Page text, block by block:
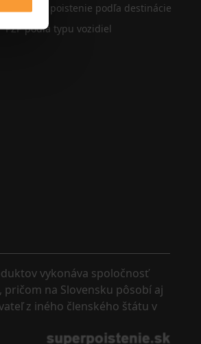
Cestovné poistenie podľa destinácie
PZP podľa typu vozidiel
vykonáva spoločnosť
na Slovensku pôsobí aj
z iného členského štátu v